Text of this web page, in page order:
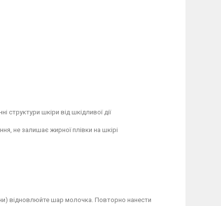
структури шкіри від шкідливої дії
не залишає жирної плівки на шкірі
відновлюйте шар молочка. Повторно нанести